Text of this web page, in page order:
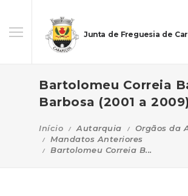
Junta de Freguesia de
Bartolomeu Correia
Barbosa (2001 a
Início Autarquia
Orgãos da
Mandatos Anteriores
Bartolomeu Correia B...